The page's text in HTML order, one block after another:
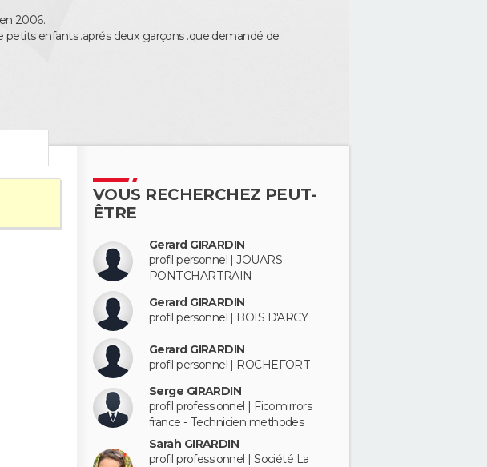
2006.
enfants .aprés deux garçons .que demandé de
VOUS RECHERCHEZ PEUT-
ÊTRE
Gerard GIRARDIN
profil personnel | JOUARS
PONTCHARTRAIN
Gerard GIRARDIN
profil personnel | BOIS D'ARCY
Gerard GIRARDIN
profil personnel | ROCHEFORT
Serge GIRARDIN
profil professionnel | Ficomirrors
france - Technicien methodes
Sarah GIRARDIN
profil professionnel | Société La